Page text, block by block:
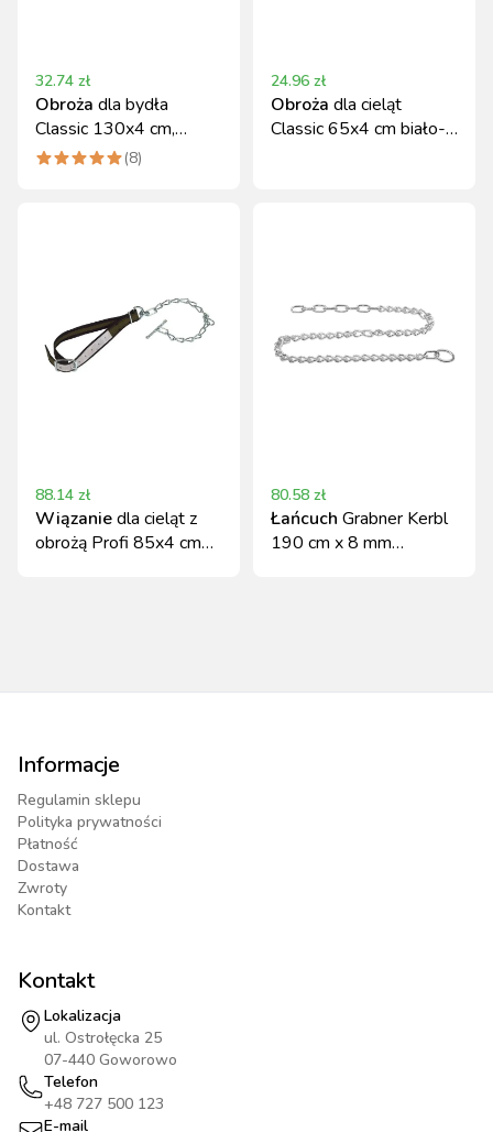
32.74 zł
Obroża dla bydła
Classic 130x4 cm,
biało-zielona, Kerbl
(8)
24.96 zł
Obroża dla cieląt
Classic 65x4 cm biało-
88.14 zł
Wiązaniedla cieląt z
obrożą Profi 85x4 cm
80.58 zł
Łańcuch Grabner Kerbl
190 cm x 8 mm
Informacje
Regulamin sklepu
Polityka prywatności
Płatność
Dostawa
Zwroty
Kontakt
Kontakt
Lokalizacja
ul. Ostrołęcka 25
07-440 Goworowo
Telefon
+48 727 500 123
E-mail